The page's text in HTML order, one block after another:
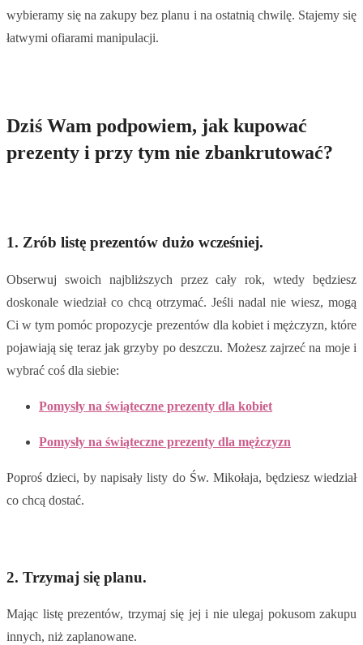
wybieramy się na zakupy bez planu i na ostatnią chwilę. Stajemy się
łatwymi ofiarami manipulacji.
Dziś Wam podpowiem, jak kupować
prezenty i przy tym nie zbankrutować?
1. Zrób listę prezentów dużo wcześniej.
Obserwuj swoich najbliższych przez cały rok, wtedy będziesz
doskonale wiedział co chcą otrzymać. Jeśli nadal nie wiesz, mogą
Ci w tym pomóc propozycje prezentów dla kobiet i mężczyzn, które
pojawiają się teraz jak grzyby po deszczu. Możesz zajrzeć na moje i
wybrać coś dla siebie:
Pomysły na świąteczne prezenty dla kobiet
Pomysły na świąteczne prezenty dla mężczyzn
Poproś dzieci, by napisały listy do Św. Mikołaja, będziesz wiedział
co chcą dostać.
2. Trzymaj się planu.
Mając listę prezentów, trzymaj się jej i nie ulegaj pokusom zakupu
innych, niż zaplanowane.